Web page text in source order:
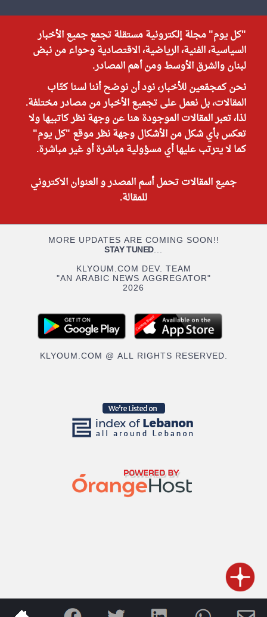
"كل يوم" مجلة إلكترونية مستقلة تجمع جميع الأخبار
السياسية، الفنية، الرياضية، الاقتصادية وحواء من نبض
لبنان والشرق الأوسط ومن أهم المصادر.
نحن كمجمّعين للأخبار، نود أن نوضح أننا لسنا كتّاب
المقالات، بل نعمل على تجميع الأخبار من مصادر مختلفة.
لذا، تعبر المقالات الموجودة هنا عن وجهة نظر كاتبيها ولا
تعكس بأي شكل من الأشكال وجهة نظر موقع "كل يوم"
كما لا يترتب عليها أي مسؤولية مباشرة أو غير مباشرة.
جميع المقالات تحمل أسم المصدر و العنوان الاكتروني
للمقالة.
MORE UPDATES ARE COMING SOON!!
STAY TUNED...
KLYOUM.COM DEV. TEAM
"AN ARABIC NEWS AGGREGATOR"
2026
KLYOUM.COM @ ALL RIGHTS RESERVED.